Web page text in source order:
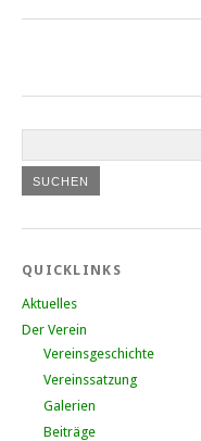
QUICKLINKS
Aktuelles
Der Verein
Vereinsgeschichte
Vereinssatzung
Galerien
Beiträge